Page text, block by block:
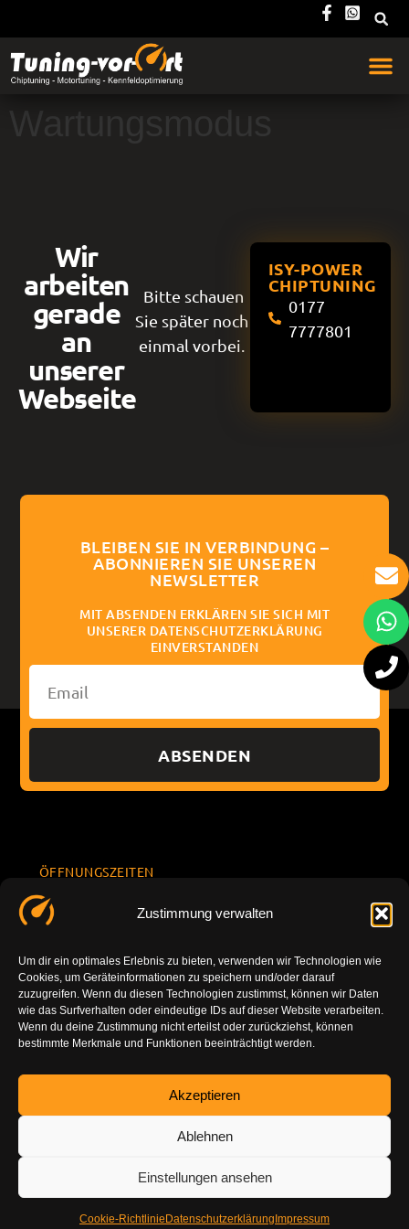
Zustimmung verwalten
Um dir ein optimales Erlebnis zu bieten, verwenden wir Technologien wie
Cookies, um Geräteinformationen zu speichern und/oder darauf
zuzugreifen. Wenn du diesen Technologien zustimmst, können wir Daten
wie das Surfverhalten oder eindeutige IDs auf dieser Website verarbeiten.
Wenn du deine Zustimmung nicht erteilst oder zurückziehst, können
bestimmte Merkmale und Funktionen beeinträchtigt werden.
Akzeptieren
Ablehnen
Einstellungen ansehen
Cookie-Richtlinie Datenschutzerklärung Impressum
Wartungsmodus
Wir
arbeiten
gerade
an
unserer
Webseite
Bitte schauen
Sie später noch
einmal vorbei.
ISY-POWER
CHIPTUNING
0177
7777801
BLEIBEN SIE IN VERBINDUNG –
ABONNIEREN SIE UNSEREN
NEWSLETTER
MIT ABSENDEN ERKLÄREN SIE SICH MIT
UNSERER DATENSCHUTZERKLÄRUNG
EINVERSTANDEN
ABSENDEN
ÖFFNUNGSZEITEN
Sa. 10.00 -
14.00
So.
geschlossen
INFORMATION
7777801
info@tuning-
vor-ort.com
DE-86179
g
Impressu
m